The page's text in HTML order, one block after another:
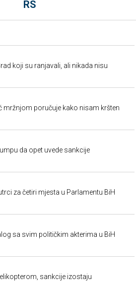
RS
koji su ranjavali, ali nikada nisu
mržnjom poručuje kako nisam kršten
da opet uvede sankcije
za četiri mjesta u Parlamentu BiH
sa svim političkim akterima u BiH
sankcije izostaju